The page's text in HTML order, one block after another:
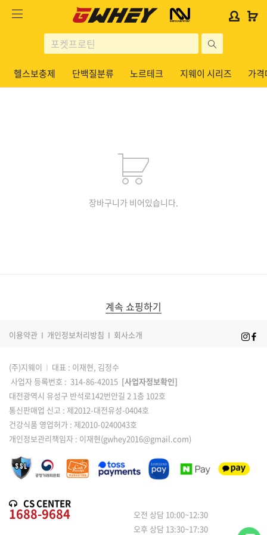
헬스보충제
지웨이 시리즈
가격대별
콜라겐/비타민
사
이
트
로
고
사
로
로
젯
문
로
젯
문
헬스보충제 단백질분류 노르테크 지웨이 시리즈 가
장바구니가 비어있습니다.
계속 쇼핑하기
이용약관 I 개인정보처리방침 I 회사소개
(주)지웨이 I 대표 : 이재현, 김정수
사업자 등록번호 : 314-86-42015 [사업자정보확인]
대전광역시 유성구 반석로142번안길 2 1층 102호
통신판매업 신고 : 제2012-대전유성-0404호
건강식품 영업허가 : 제2010-0240043호
개인정보관리책임자 : 이재현(gwhey2016@gmail.com)
CS CENTER
1688-9684
오전 상담 10:00~12:30
오후 상담 13:30~17:30